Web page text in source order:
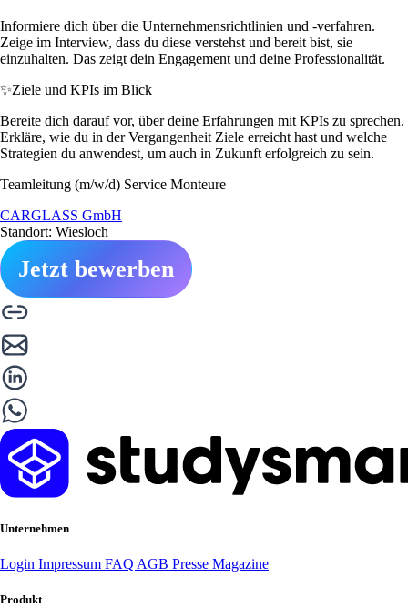
Informiere dich über die Unternehmensrichtlinien und -verfahren.
Zeige im Interview, dass du diese verstehst und bereit bist, sie
einzuhalten. Das zeigt dein Engagement und deine Professionalität.
✨Ziele und KPIs im Blick
Bereite dich darauf vor, über deine Erfahrungen mit KPIs zu sprechen.
Erkläre, wie du in der Vergangenheit Ziele erreicht hast und welche
Strategien du anwendest, um auch in Zukunft erfolgreich zu sein.
Teamleitung (m/w/d) Service Monteure
CARGLASS GmbH
Standort: Wiesloch
Jetzt bewerben
Unternehmen
Login Impressum FAQ AGB Presse Magazine
Produkt